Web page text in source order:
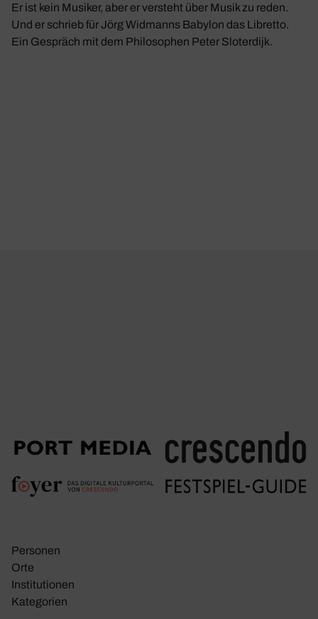
Er ist kein Musiker, aber er versteht über Musik zu reden.
Und er schrieb für Jörg Widmanns Babylon das Libretto.
Ein Gespräch mit dem Philosophen Peter Sloterdijk.
Personen
Orte
Insti­tu­tionen
Kate­go­rien